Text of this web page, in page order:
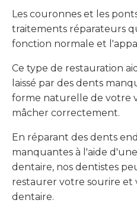
Les couronnes et les
traitements réparateurs
fonction normale et
Ce type de restauration
laissé par des dents
forme naturelle de votre
mâcher correctement.
En réparant des dents
manquantes à l'aide
dentaire, nos dentistes
restaurer votre sourire et
dentaire.